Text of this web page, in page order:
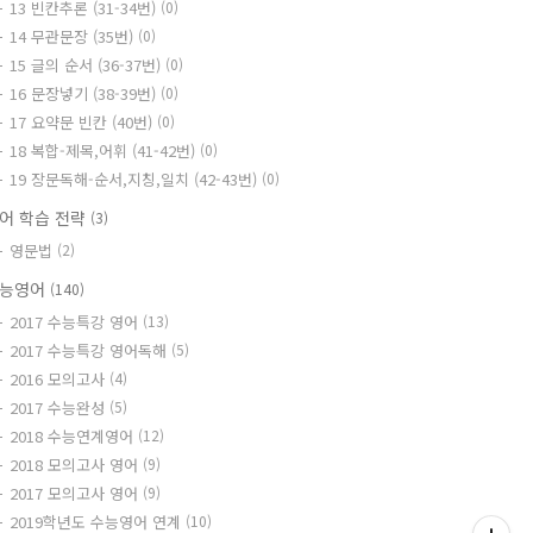
13 빈칸추론 (31-34번) (0)
14 무관문장 (35번) (0)
15 글의 순서 (36-37번) (0)
16 문장넣기 (38-39번) (0)
17 요약문 빈칸 (40번) (0)
18 복합-제목,어휘 (41-42번) (0)
19 장문독해-순서,지칭,일치 (42-43번) (0)
학습 전략 (3)
영문법 (2)
영어 (140)
2017 수능특강 영어 (13)
2017 수능특강 영어독해 (5)
2016 모의고사 (4)
2017 수능완성 (5)
2018 수능연계영어 (12)
2018 모의고사 영어 (9)
2017 모의고사 영어 (9)
2019학년도 수능영어 연계 (10)